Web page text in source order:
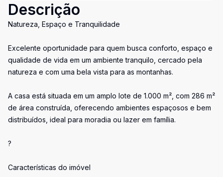
Descrição
Natureza, Espaço e Tranquilidade
Excelente oportunidade para quem busca conforto, espaço e
qualidade de vida em um ambiente tranquilo, cercado pela
natureza e com uma bela vista para as montanhas.
A casa está situada em um amplo lote de 1.000 m², com 286 m²
de área construída, oferecendo ambientes espaçosos e bem
distribuídos, ideal para moradia ou lazer em família.
?
Características do imóvel